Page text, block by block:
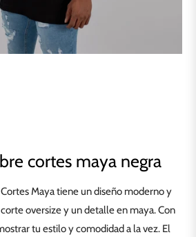
cortes maya negra
Maya tiene un diseño moderno y
oversize y un detalle en maya. Con
tu estilo y comodidad a la vez. El